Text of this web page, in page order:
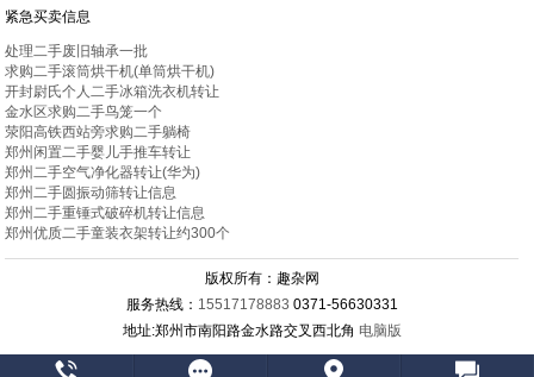
紧急买卖信息
处理二手废旧轴承一批
求购二手滚筒烘干机(单筒烘干机)
开封尉氏个人二手冰箱洗衣机转让
金水区求购二手鸟笼一个
荥阳高铁西站旁求购二手躺椅
郑州闲置二手婴儿手推车转让
郑州二手空气净化器转让(华为)
郑州二手圆振动筛转让信息
郑州二手重锤式破碎机转让信息
郑州优质二手童装衣架转让约300个
版权所有：趣杂网
服务热线： 15517178883 0371-56630331
地址:郑州市南阳路金水路交叉西北角 电脑版